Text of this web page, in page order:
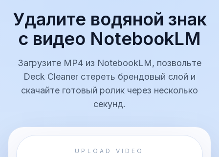
Удалите водяной знак
с видео NotebookLM
Загрузите MP4 из NotebookLM, позвольте
Deck Cleaner стереть брендовый слой и
скачайте готовый ролик через несколько
секунд.
UPLOAD VIDEO